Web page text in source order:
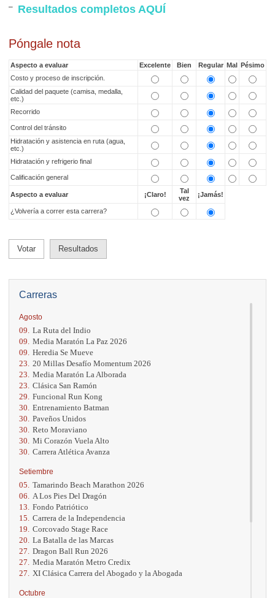
Carreras
Agosto
09. La Ruta del Indio
09. Media Maratón La Paz 2026
09. Heredia Se Mueve
23. 20 Millas Desafío Momentum 2026
23. Media Maratón La Alborada
23. Clásica San Ramón
29. Funcional Run Kong
30. Entrenamiento Batman
30. Paveños Unidos
30. Reto Moraviano
30. Mi Corazón Vuela Alto
30. Carrera Atlética Avanza
Setiembre
05. Tamarindo Beach Marathon 2026
06.
A Los Pies Del Dragón
13. Fondo Patriótico
15. Carrera de la Independencia
19. Corcovado Stage Race
20. La Batalla de las Marcas
27. Dragon Ball Run 2026
27. Media Maratón Metro Credix
27.
XI Clásica Carrera del Abogado y la Abogada
Octubre
Resultados completos AQUÍ
Póngale nota
Aspecto a evaluar Excelente Bien Regular Mal Pésimo
Costo y proceso de inscripción.
Calidad del paquete (camisa, medalla,
etc.)
Recorrido
Control del tránsito
Hidratación y asistencia en ruta (agua,
etc.)
Hidratación y refrigerio final
Calificación general
Aspecto a evaluar ¡Claro!
Tal
vez
¡Jamás!
¿Volvería a correr esta carrera?
Votar Resultados